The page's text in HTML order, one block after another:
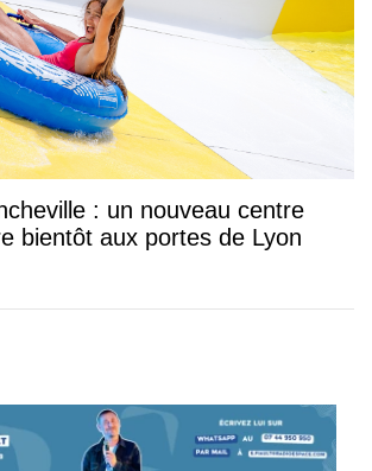
: un nouveau centre
bientôt aux portes de Lyon